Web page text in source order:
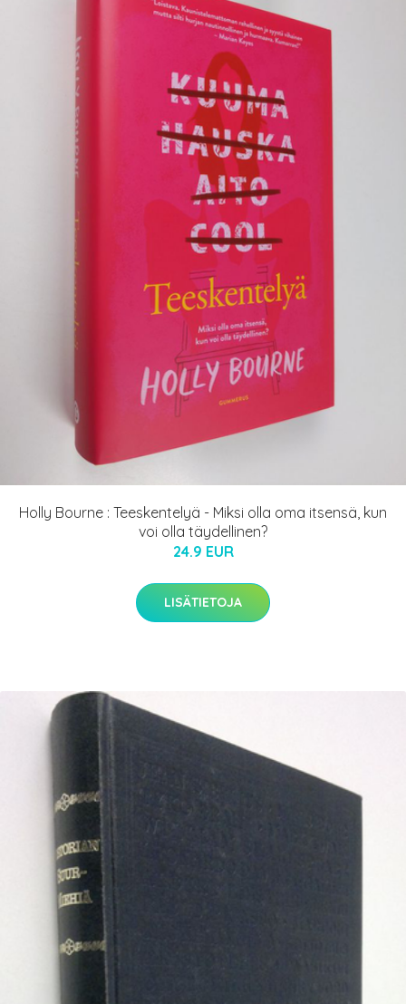
Holly Bourne : Teeskentelyä - Miksi olla oma itsensä, kun
voi olla täydellinen?
24.9 EUR
LISÄTIETOJA